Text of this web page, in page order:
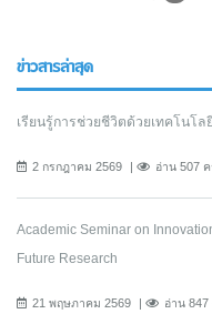
ข่าวสารล่าสุด
เรียนรู้การช่วยชีวิตด้วยเทคโนโล
2 กรกฎาคม 2569 อ่าน 507 ค
Academic Seminar on
Future Research
21 พฤษภาคม 2569 อ่าน 847